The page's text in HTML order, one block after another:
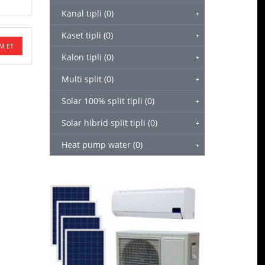
ET
Kanal tipli (0)
Kaset tipli (0)
Kalon tipli (0)
Multi split (0)
Solar 100% split tipli (0)
Solar hibrid split tipli (0)
Heat pump water (0)